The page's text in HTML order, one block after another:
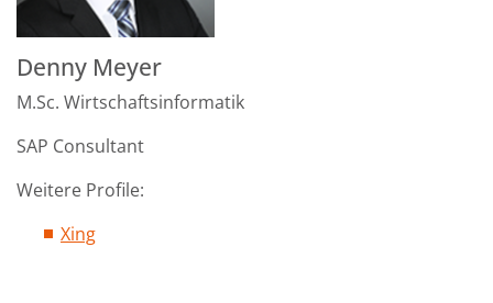
Denny Meyer
M.Sc. Wirtschaftsinformatik
SAP Consultant
Weitere Profile:
Xing